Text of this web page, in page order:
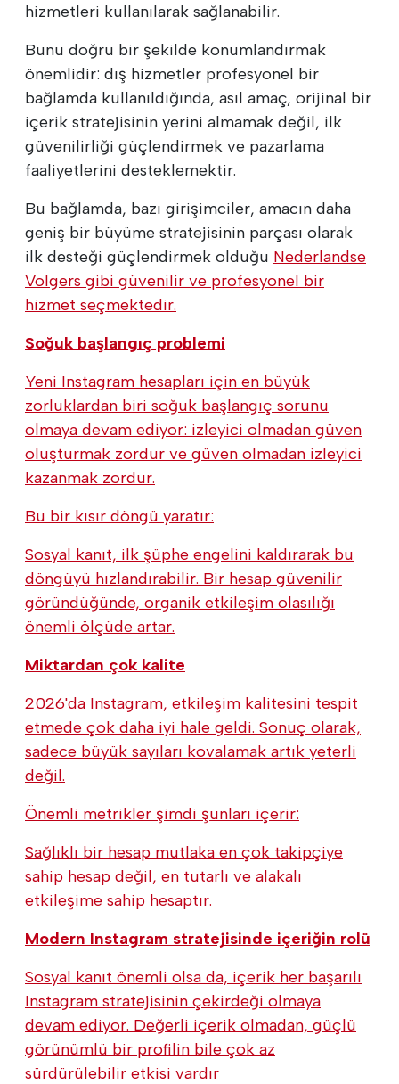
hizmetleri kullanılarak sağlanabilir.
Bunu doğru bir şekilde konumlandırmak
önemlidir: dış hizmetler profesyonel bir
bağlamda kullanıldığında, asıl amaç, orijinal bir
içerik stratejisinin yerini almamak değil, ilk
güvenilirliği güçlendirmek ve pazarlama
faaliyetlerini desteklemektir.
Bu bağlamda, bazı girişimciler, amacın daha
geniş bir büyüme stratejisinin parçası olarak
ilk desteği güçlendirmek olduğu Nederlandse
Volgers gibi güvenilir ve profesyonel bir
hizmet seçmektedir.
Soğuk başlangıç problemi
Yeni Instagram hesapları için en büyük
zorluklardan biri soğuk başlangıç sorunu
olmaya devam ediyor: izleyici olmadan güven
oluşturmak zordur ve güven olmadan izleyici
kazanmak zordur.
Bu bir kısır döngü yaratır:
Sosyal kanıt, ilk şüphe engelini kaldırarak bu
döngüyü hızlandırabilir. Bir hesap güvenilir
göründüğünde, organik etkileşim olasılığı
önemli ölçüde artar.
Miktardan çok kalite
2026'da Instagram, etkileşim kalitesini tespit
etmede çok daha iyi hale geldi. Sonuç olarak,
sadece büyük sayıları kovalamak artık yeterli
değil.
Önemli metrikler şimdi şunları içerir:
Sağlıklı bir hesap mutlaka en çok takipçiye
sahip hesap değil, en tutarlı ve alakalı
etkileşime sahip hesaptır.
Modern Instagram stratejisinde içeriğin rolü
Sosyal kanıt önemli olsa da, içerik her başarılı
Instagram stratejisinin çekirdeği olmaya
devam ediyor. Değerli içerik olmadan, güçlü
görünümlü bir profilin bile çok az
sürdürülebilir etkisi vardır